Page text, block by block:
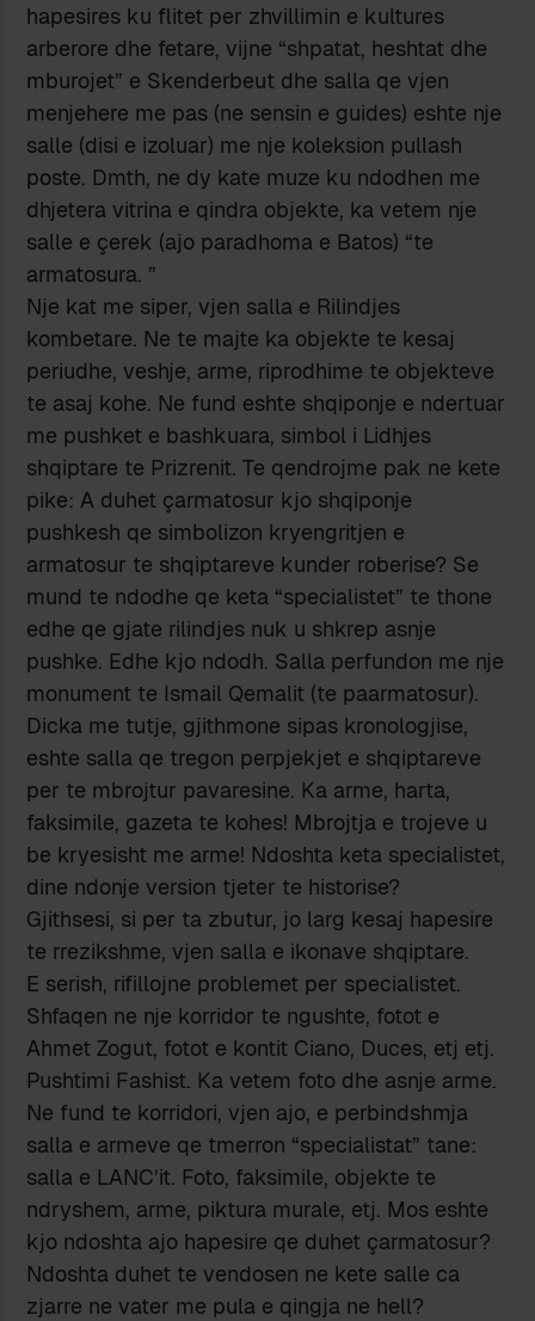
hapesires ku flitet per zhvillimin e kultures
arberore dhe fetare, vijne “shpatat, heshtat dhe
mburojet” e Skenderbeut dhe salla qe vjen
menjehere me pas (ne sensin e guides) eshte nje
salle (disi e izoluar) me nje koleksion pullash
poste. Dmth, ne dy kate muze ku ndodhen me
dhjetera vitrina e qindra objekte, ka vetem nje
salle e çerek (ajo paradhoma e Batos) “te
armatosura. ”
Nje kat me siper, vjen salla e Rilindjes
kombetare. Ne te majte ka objekte te kesaj
periudhe, veshje, arme, riprodhime te objekteve
te asaj kohe. Ne fund eshte shqiponje e ndertuar
me pushket e bashkuara, simbol i Lidhjes
shqiptare te Prizrenit. Te qendrojme pak ne kete
pike: A duhet çarmatosur kjo shqiponje
pushkesh qe simbolizon kryengritjen e
armatosur te shqiptareve kunder roberise? Se
mund te ndodhe qe keta “specialistet” te thone
edhe qe gjate rilindjes nuk u shkrep asnje
pushke. Edhe kjo ndodh. Salla perfundon me nje
monument te Ismail Qemalit (te paarmatosur).
Dicka me tutje, gjithmone sipas kronologjise,
eshte salla qe tregon perpjekjet e shqiptareve
per te mbrojtur pavaresine. Ka arme, harta,
faksimile, gazeta te kohes! Mbrojtja e trojeve u
be kryesisht me arme! Ndoshta keta specialistet,
dine ndonje version tjeter te historise?
Gjithsesi, si per ta zbutur, jo larg kesaj hapesire
te rrezikshme, vjen salla e ikonave shqiptare.
E serish, rifillojne problemet per specialistet.
Shfaqen ne nje korridor te ngushte, fotot e
Ahmet Zogut, fotot e kontit Ciano, Duces, etj etj.
Pushtimi Fashist. Ka vetem foto dhe asnje arme.
Ne fund te korridori, vjen ajo, e perbindshmja
salla e armeve qe tmerron “specialistat” tane:
salla e LANC’it. Foto, faksimile, objekte te
ndryshem, arme, piktura murale, etj. Mos eshte
kjo ndoshta ajo hapesire qe duhet çarmatosur?
Ndoshta duhet te vendosen ne kete salle ca
zjarre ne vater me pula e qingja ne hell?